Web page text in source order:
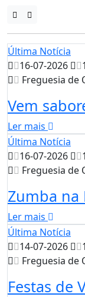
Última Notícia
16-07-2026
Freguesia de
Vem
Ler mais
Última Notícia
16-07-2026
Freguesia de
Zumba na
Ler mais
Última Notícia
14-07-2026
Freguesia de
Festas de